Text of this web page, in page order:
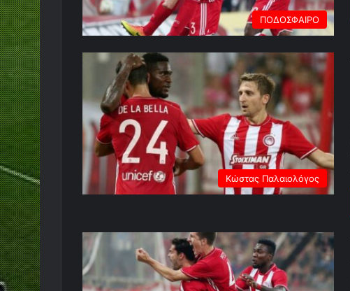
ΠΟΔΟΣΦΑΙΡΟ
Κώστας Παλαιολόγος